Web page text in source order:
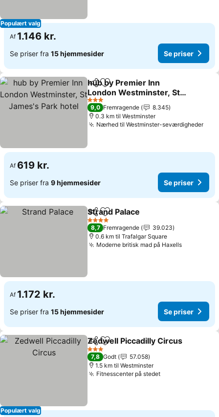
Populært valg
Af 1.146 kr.
Se priser fra 15 hjemmesider Se priser
Del Føj til favoritter
hub by Premier Inn
London Westminster, St
James's Park hotel
Se priser
3 Stjerner
9,0 Fremragende
8.345
0.3 km til Westminster
Nærhed til Westminster-seværdighederSe
Af 619 kr.
Se priser fra 9 hjemmesider Se priser
Del Føj til favoritter
Strand Palace
4 Stjerner
8,7 Fremragende
39.023
0.6 km til Trafalgar Square
Moderne britisk mad på HaxellsSe priser
Af 1.172 kr.
Se priser fra 15 hjemmesider Se priser
Populært valg
Del Føj til favoritter
Zedwell Piccadilly Circus
3 Stjerner
7,8 Godt
57.058
1.5 km til Westminster
Fitnesscenter på stedetSe priser